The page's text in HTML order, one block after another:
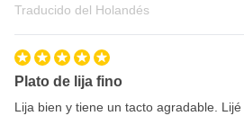
Traducido del Holandés
Plato de lija fino
Lija bien y tiene un tacto agradable.